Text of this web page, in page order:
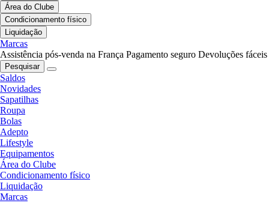
Área do Clube
Condicionamento físico
Liquidação
Marcas
Assistência pós-venda na França Pagamento seguro Devoluções fáceis
Pesquisar
Saldos
Novidades
Sapatilhas
Roupa
Bolas
Adepto
Lifestyle
Equipamentos
Área do Clube
Condicionamento físico
Liquidação
Marcas